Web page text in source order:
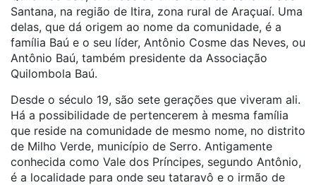
Santana, na região de Itira, zona rural de Araçuaí. Uma
delas, que dá origem ao nome da comunidade, é a
família Baú e o seu líder, Antônio Cosme das Neves, ou
Antônio Baú, também presidente da Associação
Quilombola Baú.
Desde o século 19, são sete gerações que viveram ali.
Há a possibilidade de pertencerem à mesma família
que reside na comunidade de mesmo nome, no distrito
de Milho Verde, município de Serro. Antigamente
conhecida como Vale dos Príncipes, segundo Antônio,
é a localidade para onde seu tataravô e o irmão de